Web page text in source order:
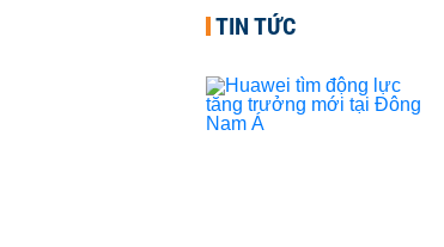
TIN TỨC